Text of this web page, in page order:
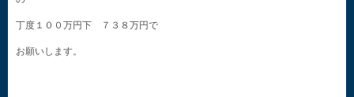
丁度１００万円下 ７３８万円で
お願いします。